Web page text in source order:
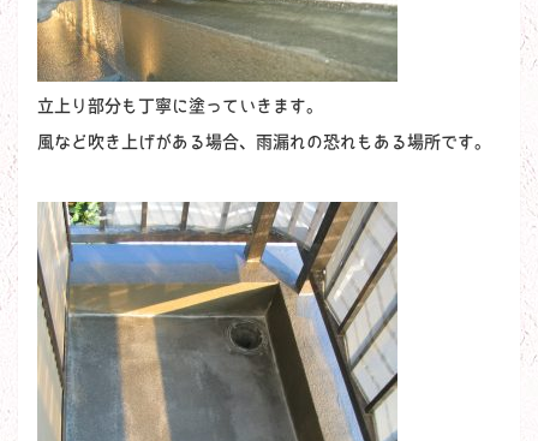
立上り部分も丁寧に塗っていきます。
風など吹き上げがある場合、雨漏れの恐れもある場所です。